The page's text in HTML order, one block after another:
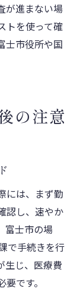
が進まない場
トを使って確
士市役所や国
の注意
には、まず勤
認し、速やか
富士市の場
で手続きを行
生じ、医療費
です。